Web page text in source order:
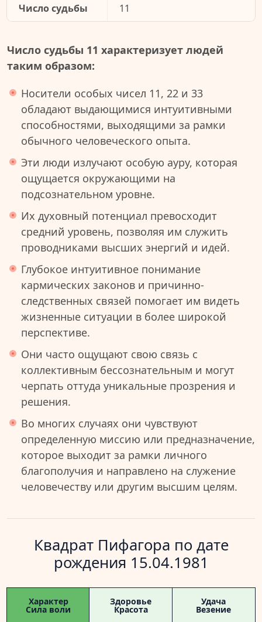
Число судьбы
11
Число судьбы 11 характеризует людей
таким образом:
Носители особых чисел 11, 22 и 33
обладают выдающимися интуитивными
способностями, выходящими за рамки
обычного человеческого опыта.
Эти люди излучают особую ауру, которая
ощущается окружающими на
подсознательном уровне.
Их духовный потенциал превосходит
средний уровень, позволяя им служить
проводниками высших энергий и идей.
Глубокое интуитивное понимание
кармических законов и причинно-
следственных связей помогает им видеть
жизненные ситуации в более широкой
перспективе.
Они часто ощущают свою связь с
коллективным бессознательным и могут
черпать оттуда уникальные прозрения и
решения.
Во многих случаях они чувствуют
определенную миссию или предназначение,
которое выходит за рамки личного
благополучия и направлено на служение
человечеству или другим высшим целям.
Квадрат Пифагора по дате
рождения 15.04.1981
Характер
Сила воли
Здоровье
Красота
Удача
Везение